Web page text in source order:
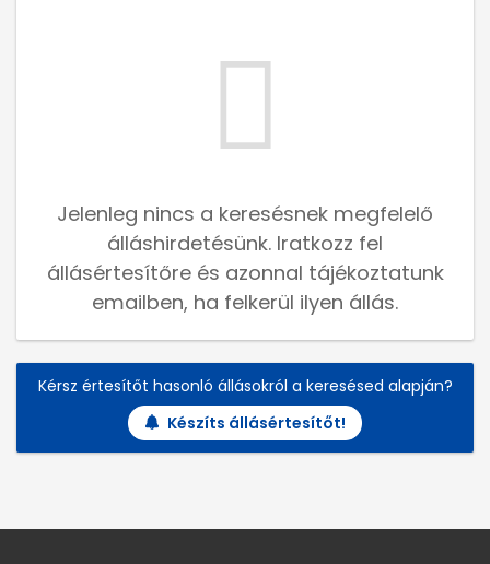
Jelenleg nincs a keresésnek megfelelő
álláshirdetésünk. Iratkozz fel
állásértesítőre és azonnal tájékoztatunk
emailben, ha felkerül ilyen állás.
Kérsz értesítőt hasonló állásokról a keresésed alapján?
Készíts állásértesítőt!